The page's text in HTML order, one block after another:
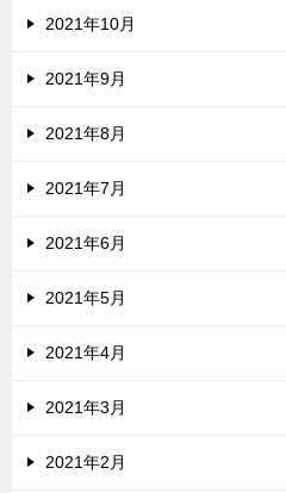
2021年10月
2021年9月
2021年8月
2021年7月
2021年6月
2021年5月
2021年4月
2021年3月
2021年2月